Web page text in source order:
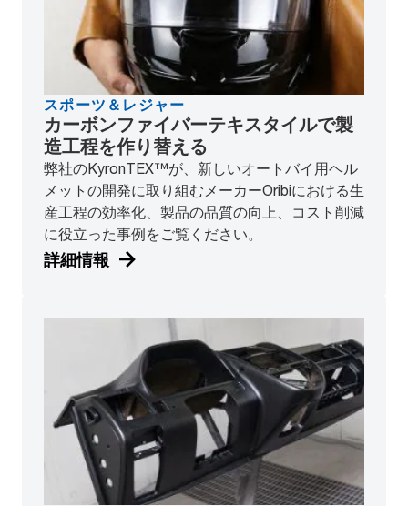
スポーツ＆レジャー
カーボンファイバーテキスタイルで製
造工程を作り替える
弊社のKyronTEX™が、新しいオートバイ用ヘル
メットの開発に取り組むメーカーOribiにおける生
産工程の効率化、製品の品質の向上、コスト削減
に役立った事例をご覧ください。
詳細情報